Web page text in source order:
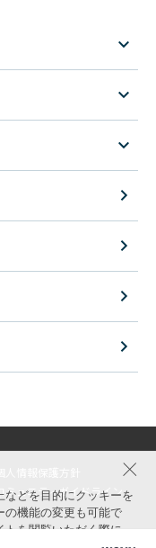
ミュニティガイドライン
などを目的にクッキーを
の機能の変更も可能で
トを閲覧いただく際に